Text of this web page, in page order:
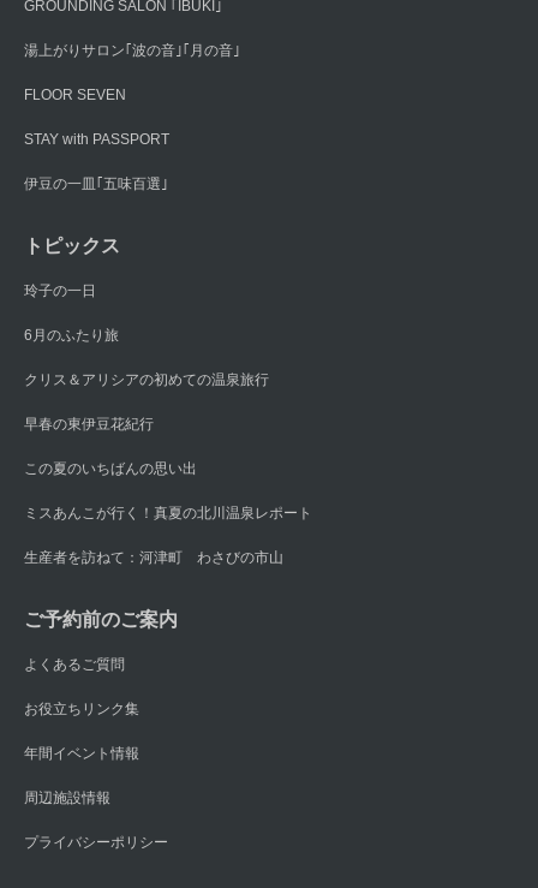
GROUNDING SALON ｢IBUKI｣
湯上がりサロン｢波の音｣｢月の音｣
FLOOR SEVEN
STAY with PASSPORT
伊豆の一皿｢五味百選｣
トピックス
玲子の一日
6月のふたり旅
クリス＆アリシアの初めての温泉旅行
早春の東伊豆花紀行
この夏のいちばんの思い出
ミスあんこが行く！真夏の北川温泉レポート
生産者を訪ねて：河津町 わさびの市山
ご予約前のご案内
よくあるご質問
お役立ちリンク集
年間イベント情報
周辺施設情報
プライバシーポリシー